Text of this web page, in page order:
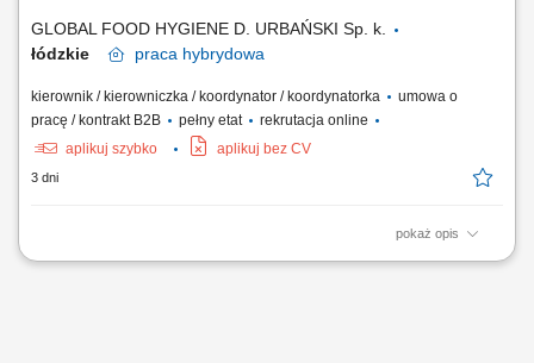
GLOBAL FOOD HYGIENE D. URBAŃSKI Sp. k.
łódzkie
praca hybrydowa
kierownik / kierowniczka / koordynator / koordynatorka
umowa o
pracę / kontrakt B2B
pełny etat
rekrutacja online
aplikuj szybko
aplikuj bez CV
3 dni
pokaż opis
Twój zakres obowiązków Aktywne pozyskiwanie nowych klientów